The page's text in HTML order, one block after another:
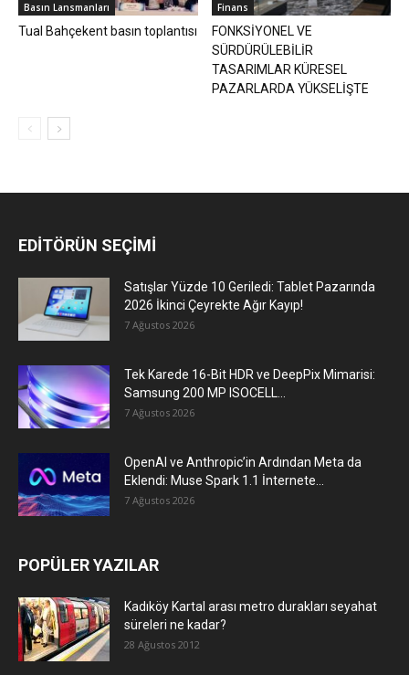
Basın Lansmanları
Tual Bahçekent basın toplantısı
Finans
FONKSİYONEL VE
SÜRDÜRÜLEBİLİR
TASARIMLAR KÜRESEL
PAZARLARDA YÜKSELİŞTE
EDİTÖRÜN SEÇİMİ
Satışlar Yüzde 10 Geriledi: Tablet Pazarında
2026 İkinci Çeyrekte Ağır Kayıp!
7 Ağustos 2026
Tek Karede 16-Bit HDR ve DeepPix Mimarisi:
Samsung 200 MP ISOCELL...
7 Ağustos 2026
OpenAI ve Anthropic’in Ardından Meta da
Eklendi: Muse Spark 1.1 İnternete...
7 Ağustos 2026
POPÜLER YAZILAR
Kadıköy Kartal arası metro durakları seyahat
süreleri ne kadar?
28 Ağustos 2012